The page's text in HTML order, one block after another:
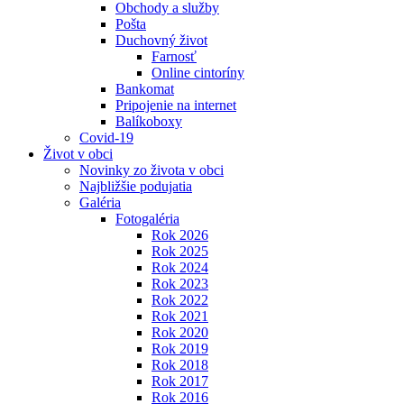
Obchody a služby
Pošta
Duchovný život
Farnosť
Online cintoríny
Bankomat
Pripojenie na internet
Balíkoboxy
Covid-19
Život v obci
Novinky zo života v obci
Najbližšie podujatia
Galéria
Fotogaléria
Rok 2026
Rok 2025
Rok 2024
Rok 2023
Rok 2022
Rok 2021
Rok 2020
Rok 2019
Rok 2018
Rok 2017
Rok 2016